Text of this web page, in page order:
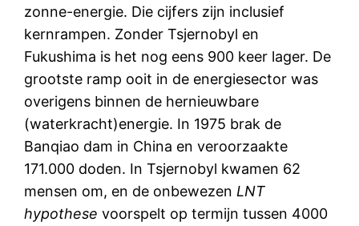
zonne-energie. Die cijfers zijn inclusief
kernrampen. Zonder Tsjernobyl en
Fukushima is het nog eens 900 keer lager. De
grootste ramp ooit in de energiesector was
overigens binnen de hernieuwbare
(waterkracht)energie. In 1975 brak de
Banqiao dam in China en veroorzaakte
171.000 doden. In Tsjernobyl kwamen 62
mensen om, en de onbewezen LNT
hypothese voorspelt op termijn tussen 4000